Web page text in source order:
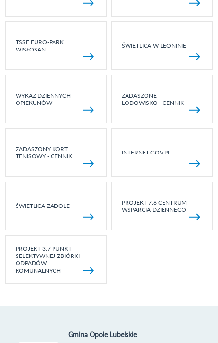
TSSE EURO-PARK
WISŁOSAN
ŚWIETLICA W LEONINIE
WYKAZ DZIENNYCH
OPIEKUNÓW
ZADASZONE
LODOWISKO - CENNIK
ZADASZONY KORT
TENISOWY - CENNIK
INTERNET.GOV.PL
ŚWIETLICA ZADOLE
PROJEKT 7.6 CENTRUM
WSPARCIA DZIENNEGO
PROJEKT 3.7 PUNKT
SELEKTYWNEJ ZBIÓRKI
ODPADÓW
KOMUNALNYCH
Gmina Opole Lubelskie